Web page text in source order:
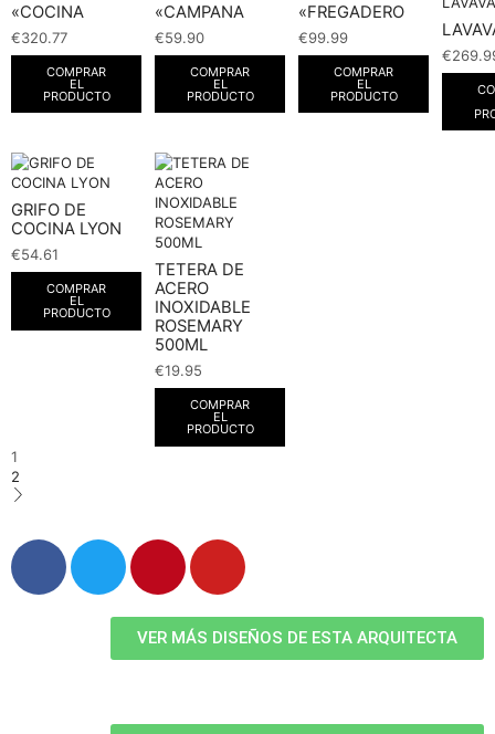
«COCINA
€320.77
COMPRAR
EL
PRODUCTO
«CAMPANA
€59.90
COMPRAR
EL
PRODUCTO
«FREGADERO
€99.99
COMPRAR
EL
PRODUCTO
€
GRIFO DE
COCINA LYON
€54.61
COMPRAR
EL
PRODUCTO
TETERA DE
ACERO
INOXIDABLE
ROSEMARY
500ML
€19.95
COMPRAR
EL
PRODUCTO
1
2
VER MÁS DISEÑOS DE ESTA ARQUITECTA